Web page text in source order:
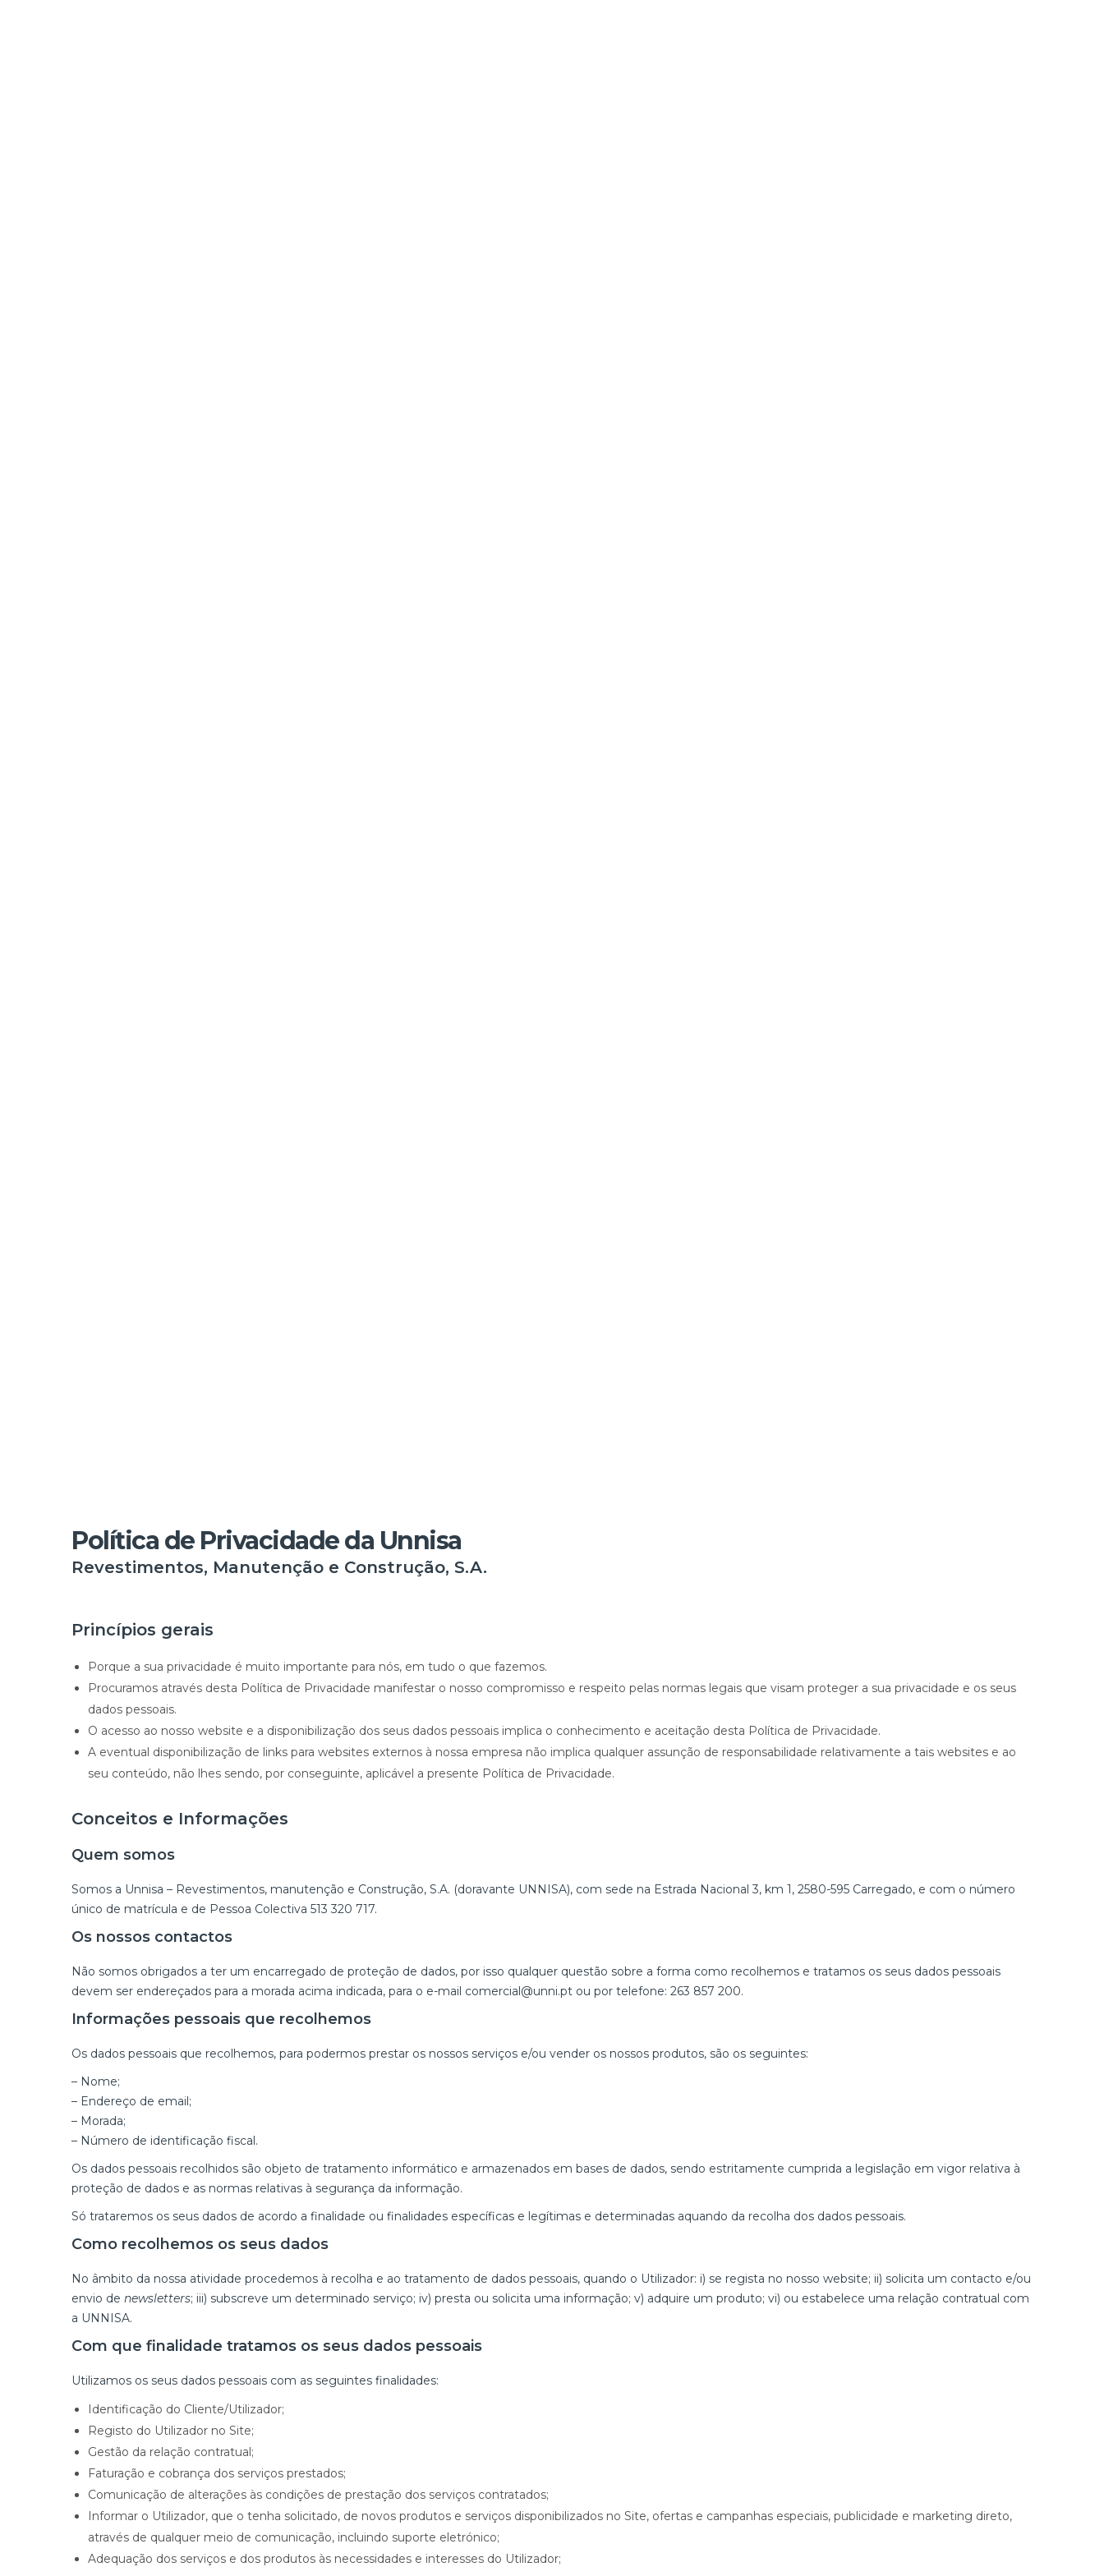
Política de Privacidade da Unnisa
Revestimentos, Manutenção e Construção, S.A.
Princípios gerais
Porque a sua privacidade é muito importante para nós, em tudo o que fazemos.
Procuramos através desta Política de Privacidade manifestar o nosso compromisso e respeito pelas normas legais que visam proteger a sua privacidade e os seus
dados pessoais.
O acesso ao nosso website e a disponibilização dos seus dados pessoais implica o conhecimento e aceitação desta Política de Privacidade.
A eventual disponibilização de links para websites externos à nossa empresa não implica qualquer assunção de responsabilidade relativamente a tais websites e ao
seu conteúdo, não lhes sendo, por conseguinte, aplicável a presente Política de Privacidade.
Conceitos e Informações
Quem somos
Somos a Unnisa – Revestimentos, manutenção e Construção, S.A. (doravante UNNISA), com sede na Estrada Nacional 3, km 1, 2580-595 Carregado, e com o número
único de matrícula e de Pessoa Colectiva 513 320 717.
Os nossos contactos
Não somos obrigados a ter um encarregado de proteção de dados, por isso qualquer questão sobre a forma como recolhemos e tratamos os seus dados pessoais
devem ser endereçados para a morada acima indicada, para o e-mail comercial@unni.pt ou por telefone: 263 857 200.
Informações pessoais que recolhemos
Os dados pessoais que recolhemos, para podermos prestar os nossos serviços e/ou vender os nossos produtos, são os seguintes:
– Nome;
– Endereço de email;
– Morada;
– Número de identificação fiscal.
Os dados pessoais recolhidos são objeto de tratamento informático e armazenados em bases de dados, sendo estritamente cumprida a legislação em vigor relativa à
proteção de dados e as normas relativas à segurança da informação.
Só trataremos os seus dados de acordo a finalidade ou finalidades específicas e legítimas e determinadas aquando da recolha dos dados pessoais.
Como recolhemos os seus dados
No âmbito da nossa atividade procedemos à recolha e ao tratamento de dados pessoais, quando o Utilizador: i) se regista no nosso website; ii) solicita um contacto e/ou
envio de newsletters; iii) subscreve um determinado serviço; iv) presta ou solicita uma informação; v) adquire um produto; vi) ou estabelece uma relação contratual com
a UNNISA.
Com que finalidade tratamos os seus dados pessoais
Utilizamos os seus dados pessoais com as seguintes finalidades:
Identificação do Cliente/Utilizador;
Registo do Utilizador no Site;
Gestão da relação contratual;
Faturação e cobrança dos serviços prestados;
Comunicação de alterações às condições de prestação dos serviços contratados;
Informar o Utilizador, que o tenha solicitado, de novos produtos e serviços disponibilizados no Site, ofertas e campanhas especiais, publicidade e marketing direto,
através de qualquer meio de comunicação, incluindo suporte eletrónico;
Adequação dos serviços e dos produtos às necessidades e interesses do Utilizador;